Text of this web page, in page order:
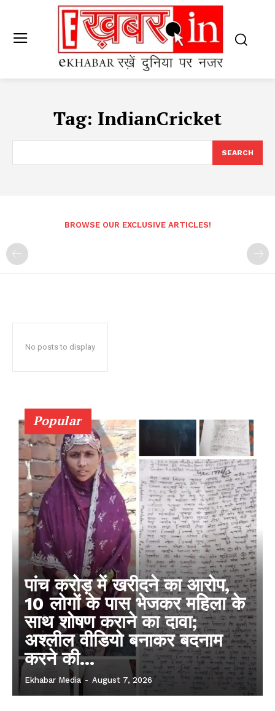
Tag: IndianCricket
SEARCH
BROWSE OUR EXCLUSIVE ARTICLES!
No posts to display
Popular
पांच करोड़ में खरीदने का आरोप,
10 लोगों के पास भेजकर महिला के
साथ शोषण कराने का दावा;
अश्लील वीडियो बनाकर बदनाम
करने की...
Ekhabar Media - August 7, 2026